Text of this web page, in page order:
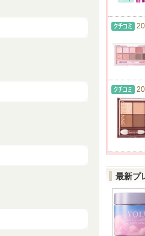
最新プ